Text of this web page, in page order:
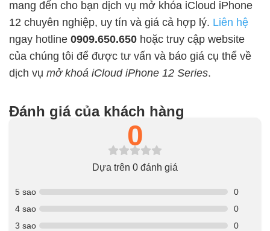
mang đến cho bạn dịch vụ mở khóa iCloud iPhone
12 chuyên nghiệp, uy tín và giá cả hợp lý. Liên hệ
ngay hotline 0909.650.650 hoặc truy cập website
của chúng tôi để được tư vấn và báo giá cụ thể về
dịch vụ mở khoá iCloud iPhone 12 Series.
Đánh giá của khách hàng
0
Dựa trên 0 đánh giá
5 sao
0
4 sao
0
3 sao
0